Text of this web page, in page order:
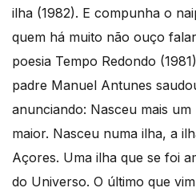
ilha (1982). E compunha o
quem há muito não ouço
poesia Tempo Redondo
padre Manuel Antunes
anunciando: Nasceu mais
maior. Nasceu numa ilha, a
Açores. Uma ilha que se foi
do Universo. O último que